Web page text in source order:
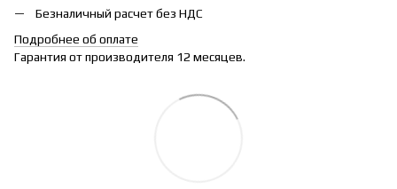
Безналичный расчет без НДС
Подробнее об оплате
Гарантия от производителя 12 месяцев.